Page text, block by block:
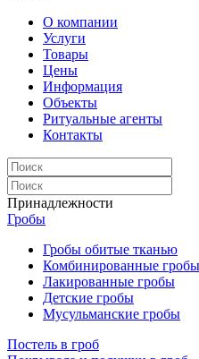
О компании
Услуги
Товары
Цены
Информация
Объекты
Ритуальные агенты
Контакты
Принадлежности
Гробы
Гробы обитые тканью
Комбинированные гробы
Лакированные гробы
Детские гробы
Мусульманские гробы
Постель в гроб